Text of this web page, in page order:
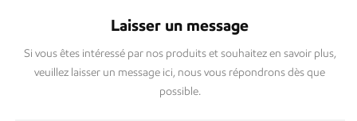
Laisser un message
Si vous êtes intéressé par nos produits et souhaitez en savoir plus,
veuillez laisser un message ici, nous vous répondrons dès que
possible.